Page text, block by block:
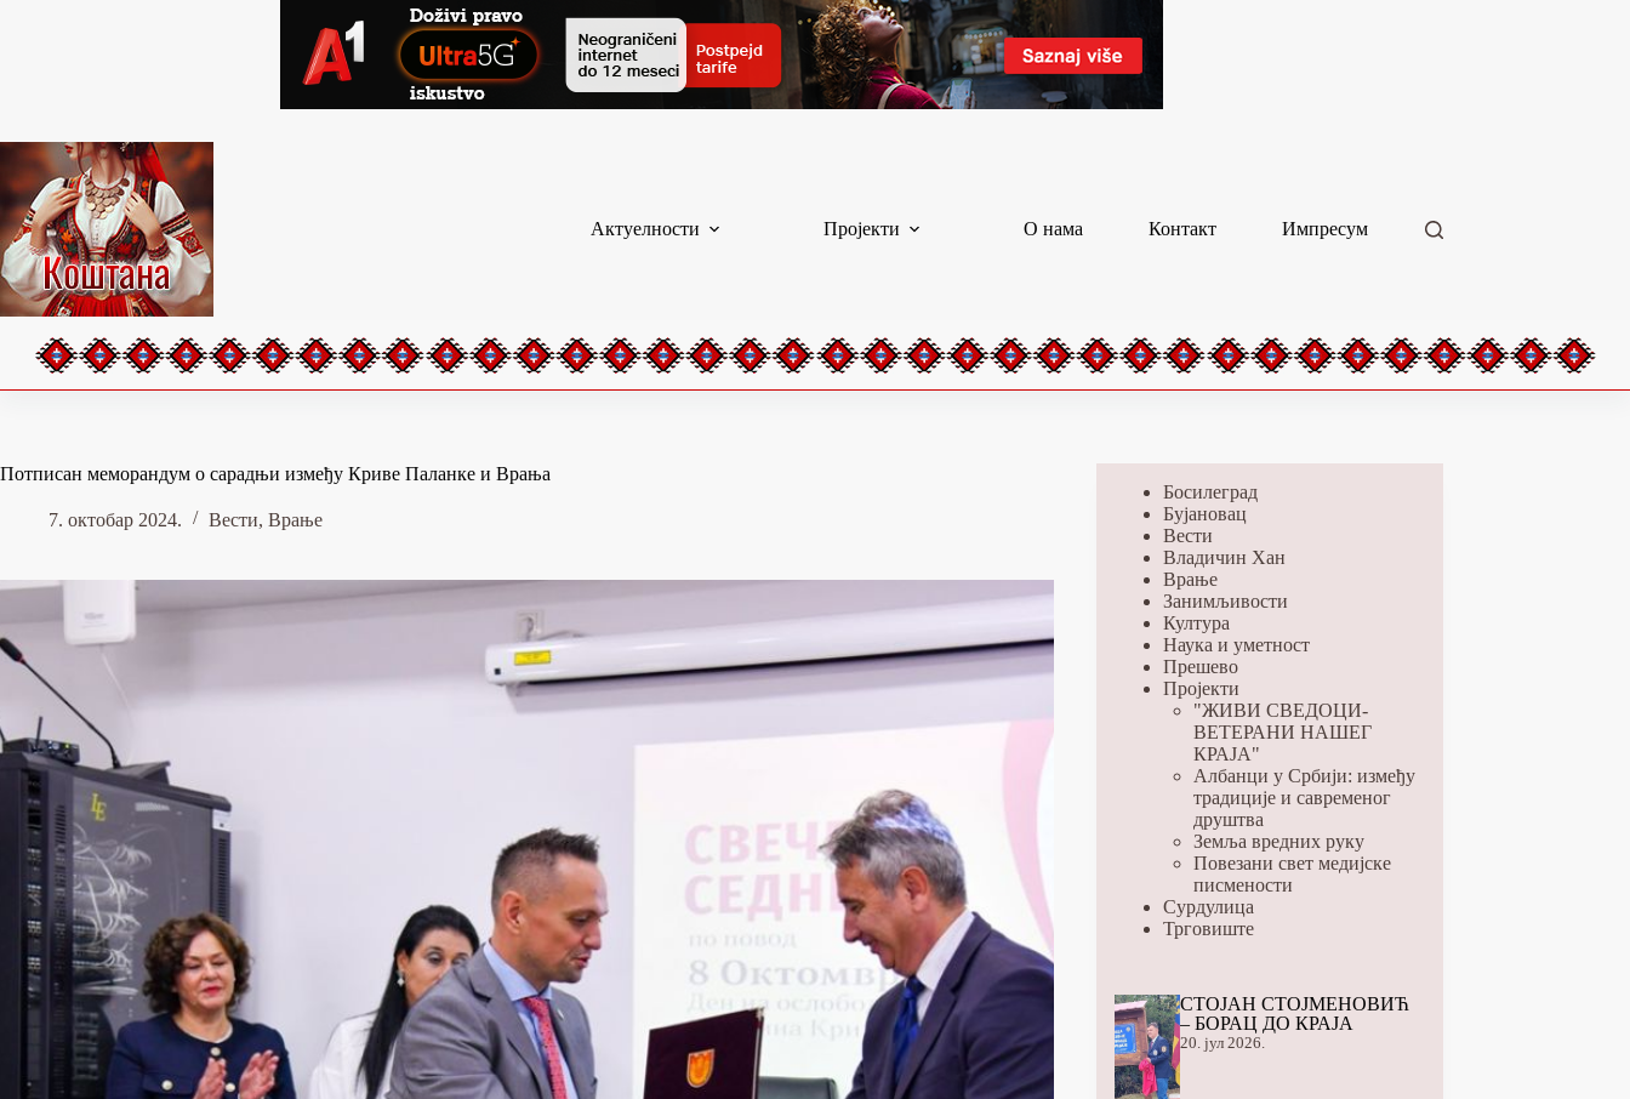
Актуелности Пројекти О нама Контакт Импресум
Потписан меморандум о сарадњи између Криве Паланке и Врања
7. октобар 2024. Вести, Врање
Босилеград
Бујановац
Вести
Владичин Хан
Врање
Занимљивости
Култура
Наука и уметност
Прешево
Пројекти
"ЖИВИ СВЕДОЦИ-
ВЕТЕРАНИ НАШЕГ
КРАЈА"
Албанци у Србији: између
традиције и савременог
друштва
Земља вредних руку
Повезани свет медијске
писмености
Сурдулица
Трговиште
СТОЈАН СТОЈМЕНОВИЋ
– БОРАЦ ДО КРАЈА
20. јул 2026.